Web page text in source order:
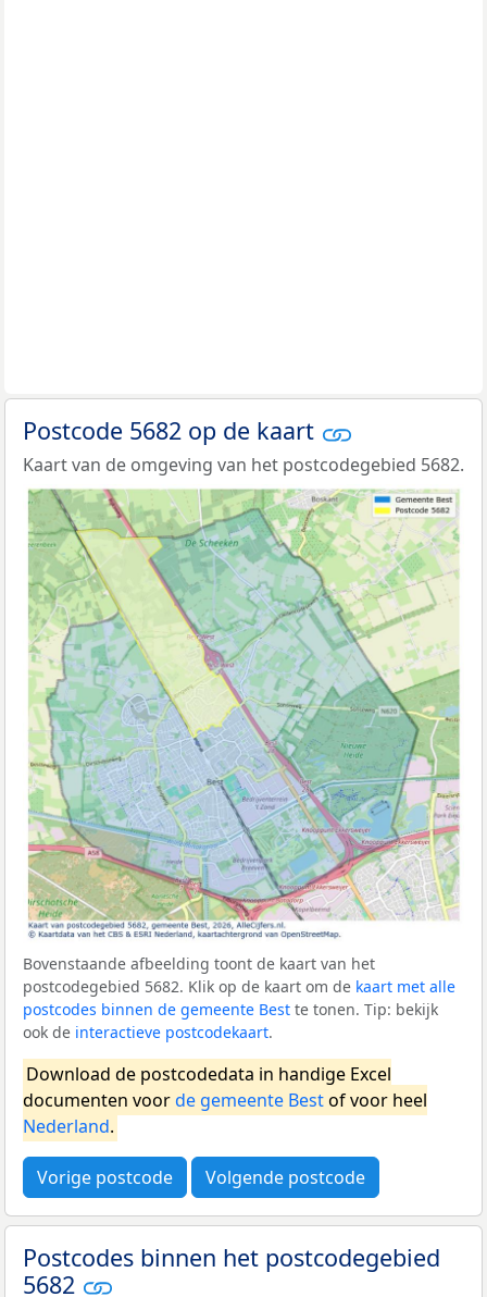
Postcode 5682 op de kaart
Kaart van de omgeving van het postcodegebied 5682.
Bovenstaande afbeelding toont de kaart van het
postcodegebied 5682. Klik op de kaart om de kaart met alle
postcodes binnen de gemeente Best te tonen. Tip: bekijk
ook de interactieve postcodekaart.
Download de postcodedata in handige Excel
documenten voorde gemeente Bestof voor heel
Nederland.
Vorige postcode Volgende postcode
Postcodes binnen het postcodegebied
5682